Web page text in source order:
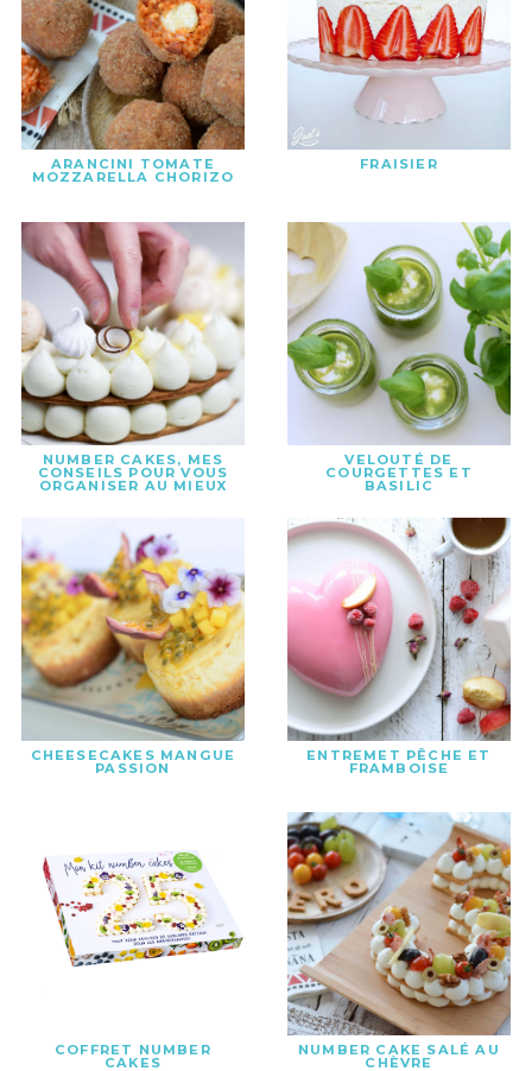
ARANCINI TOMATE
MOZZARELLA CHORIZO
FRAISIER
NUMBER CAKES, MES
CONSEILS POUR VOUS
ORGANISER AU MIEUX
VELOUTÉ DE
COURGETTES ET
BASILIC
CHEESECAKES MANGUE
PASSION
ENTREMET PÊCHE ET
FRAMBOISE
COFFRET NUMBER
CAKES
NUMBER CAKE SALÉ AU
CHÈVRE